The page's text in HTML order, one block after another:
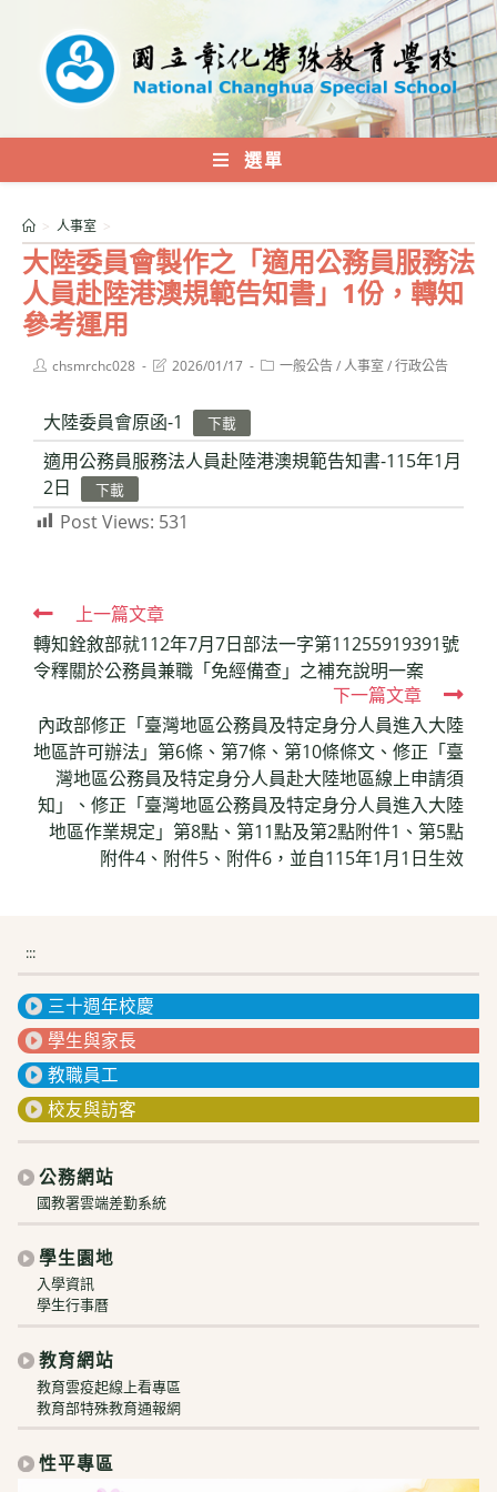
內
選單
大陸委員會製作之「適用公務員服務法
人員赴陸港澳規範告知書」1份，轉知
參考運用
> 人事室 >
Postchsmrchc028
Post2026/01/17
Post一般公告/人事室 /行政公告
大陸委員會原函-1 下載
適用公務員服務法人員赴陸港澳規範告知書-115年1月
2日
下載
Post Views: 531
Read
more
articles
上一篇文章
轉知銓敘部就112年7月7日部法一字第11255919391號
令釋關於公務員兼職「免經備查」之補充說明一案
下一篇文章
內政部修正「臺灣地區公務員及特定身分人員進入大陸
地區許可辦法」第6條、第7條、第10條條文、修正「臺
灣地區公務員及特定身分人員赴大陸地區線上申請須
知」、修正「臺灣地區公務員及特定身分人員進入大陸
地區作業規定」第8點、第11點及第2點附件1、第5點
附件4、附件5、附件6，並自115年1月1日生效
:::
三十週年校慶
學生與家長
教職員工
校友與訪客
公務網站
國教署雲端差勤系統
學生園地
入學資訊
學生行事曆
教育網站
教育雲疫起線上看專區
教育部特殊教育通報網
性平專區